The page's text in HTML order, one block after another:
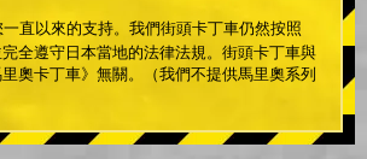
直以來的支持。我們街頭卡丁車仍然按照
全遵守日本當地的法律法規。街頭卡丁車與
奧卡丁車》無關。（我們不提供馬里奧系列